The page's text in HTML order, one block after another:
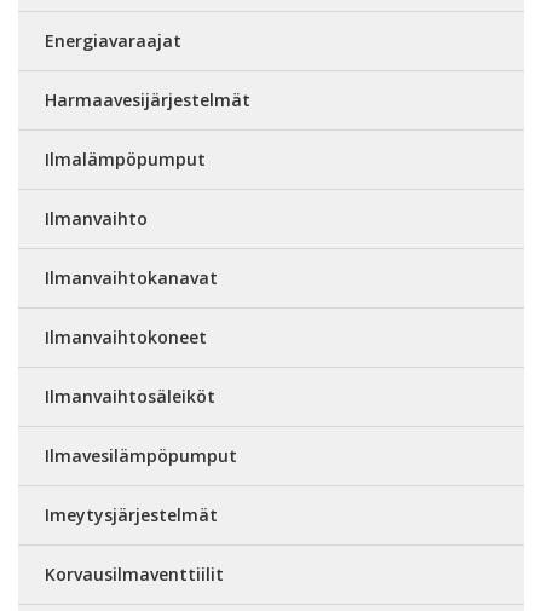
Energiavaraajat
Harmaavesijärjestelmät
Ilmalämpöpumput
Ilmanvaihto
Ilmanvaihtokanavat
Ilmanvaihtokoneet
Ilmanvaihtosäleiköt
Ilmavesilämpöpumput
Imeytysjärjestelmät
Korvausilmaventtiilit